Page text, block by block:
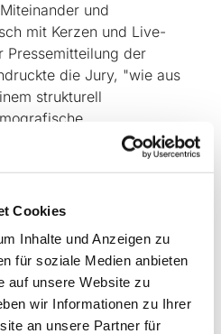
Cookies
Inhalte und Anzeigen zu
für soziale Medien anbieten
auf unsere Website zu
wir Informationen zu Ihrer
an unsere Partner für
und
mit Kerzen und Live-
Pressemitteilung der
die Jury, "wie aus
strukturell
Ort des Glaubens, des
wir als Team mit
sagt
Kirchmeisterin Christina